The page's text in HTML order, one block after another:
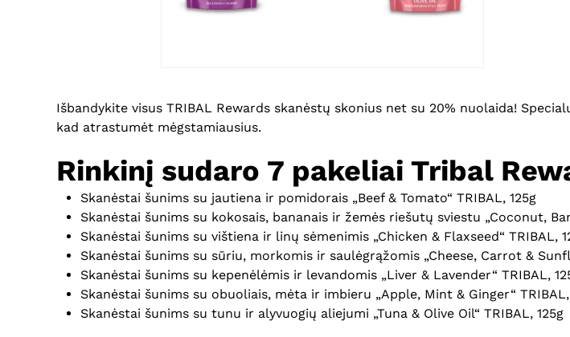
Išbandykite visus TRIBAL Rewards skanėstų skonius net su 20% nuolaida!
kad atrastumėt mėgstamiausius.
Rinkinį sudaro 7 pakeliai Tribal
Skanėstai šunims su jautiena ir pomidorais „Beef & Tomato“ TRIBAL, 125g
Skanėstai šunims su kokosais, bananais ir žemės riešutų sviestu „Coconut,
Skanėstai šunims su vištiena ir linų sėmenimis „Chicken & Flaxseed“ TRIBAL,
Skanėstai šunims su sūriu, morkomis ir saulėgrąžomis „Cheese, Carrot &
Skanėstai šunims su kepenėlėmis ir levandomis „Liver & Lavender“ TRIBAL,
Skanėstai šunims su obuoliais, mėta ir imbieru „Apple, Mint & Ginger“ TRIBAL,
Skanėstai šunims su tunu ir alyvuogių aliejumi „Tuna & Olive Oil“ TRIBAL, 125g